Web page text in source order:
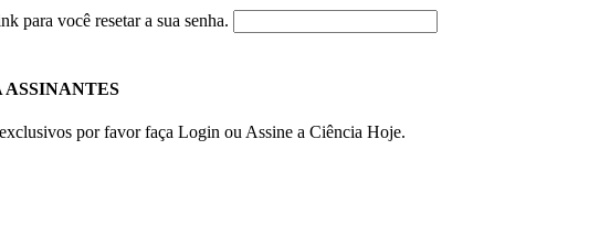
para você resetar a sua senha.
por favor faça Login ou Assine a Ciência Hoje.